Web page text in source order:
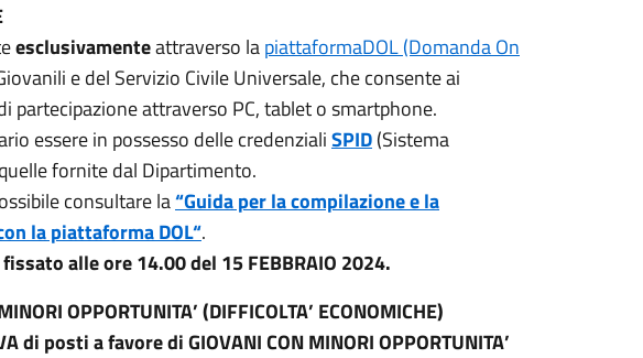
esclusivamenteattraverso lapiattaformaDOL (Domanda On
e del Servizio Civile Universale, che consente ai
partecipazione attraverso PC, tablet o smartphone.
essere in possesso delle credenzialiSPID(Sistema
fornite dal Dipartimento.
consultare la“Guida per la compilazione e la
la piattaforma DOL“.
alle ore 14.00 del 15 FEBBRAIO 2024.
OPPORTUNITA’ (DIFFICOLTA’ ECONOMICHE)
posti a favore di GIOVANI CON MINORI OPPORTUNITA’